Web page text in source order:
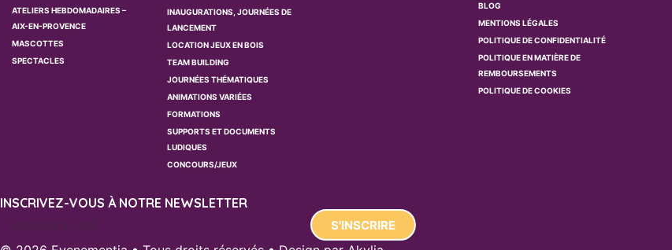
ATELIERS HEBDOMADAIRES –
AIX-EN-PROVENCE
MASCOTTES
SPECTACLES
INAUGURATIONS, JOURNÉES DE
LANCEMENT
LOCATION JEUX EN BOIS
TEAM BUILDING
JOURNÉES THÉMATIQUES
ANIMATIONS VARIÉES
FORMATIONS
SUPPORTS ET DOCUMENTS
LUDIQUES
CONCOURS/JEUX
BLOG
MENTIONS LÉGALES
POLITIQUE DE CONFIDENTIALITÉ
POLITIQUE EN MATIÈRE DE
REMBOURSEMENTS
POLITIQUE DE COOKIES
INSCRIVEZ-VOUS À NOTRE NEWSLETTER
S'INSCRIRE